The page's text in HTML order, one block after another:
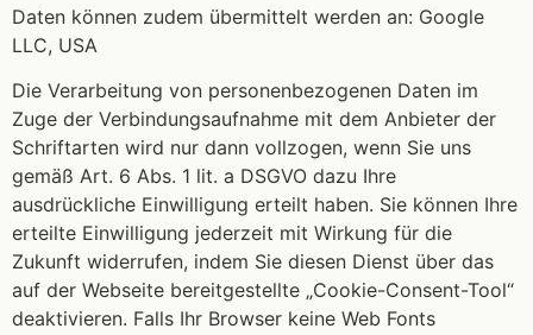
Daten können zudem übermittelt werden an: Google
LLC, USA
Die Verarbeitung von personenbezogenen Daten im
Zuge der Verbindungsaufnahme mit dem Anbieter der
Schriftarten wird nur dann vollzogen, wenn Sie uns
gemäß Art. 6 Abs. 1 lit. a DSGVO dazu Ihre
ausdrückliche Einwilligung erteilt haben. Sie können Ihre
erteilte Einwilligung jederzeit mit Wirkung für die
Zukunft widerrufen, indem Sie diesen Dienst über das
auf der Webseite bereitgestellte „Cookie-Consent-Tool“
deaktivieren. Falls Ihr Browser keine Web Fonts